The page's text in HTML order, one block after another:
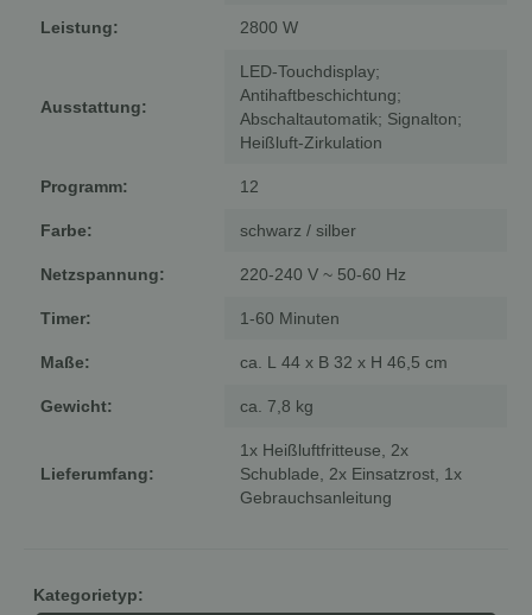
Leistung: 2800 W
Ausstattung:
LED-Touchdisplay;
Antihaftbeschichtung;
Abschaltautomatik; Signalton;
Heißluft-Zirkulation
Programm: 12
Farbe: schwarz / silber
Netzspannung: 220-240 V ~ 50-60 Hz
Timer: 1-60 Minuten
Maße: ca. L 44 x B 32 x H 46,5 cm
Gewicht: ca. 7,8 kg
Lieferumfang:
1x Heißluftfritteuse, 2x
Schublade, 2x Einsatzrost, 1x
Gebrauchsanleitung
Kategorietyp: